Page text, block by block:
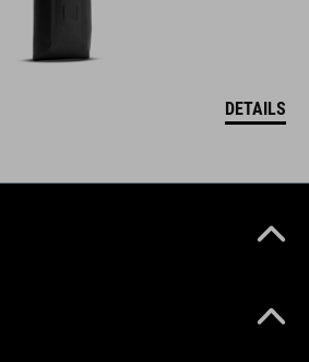
DETAILS